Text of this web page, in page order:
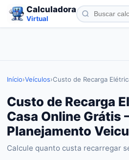
Calculadora
Virtual
Início›Veículos›Custo de Recarga
Custo de Recarga
Casa Online Grátis
Planejamento
Calcule quanto custa recarregar